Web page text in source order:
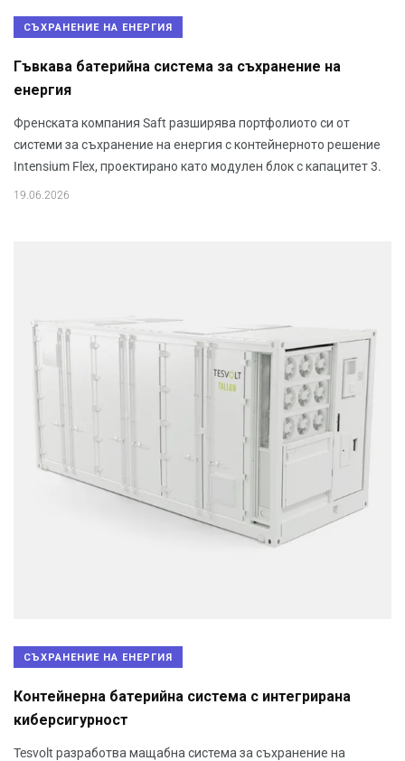
СЪХРАНЕНИЕ НА ЕНЕРГИЯ
Гъвкава батерийна система за съхранение на
енергия
Френската компания Saft разширява портфолиото си от
системи за съхранение на енергия с контейнерното решение
Intensium Flex, проектирано като модулен блок с капацитет 3.
19.06.2026
СЪХРАНЕНИЕ НА ЕНЕРГИЯ
Контейнерна батерийна система с интегрирана
киберсигурност
Tesvolt разработва мащабна система за съхранение на